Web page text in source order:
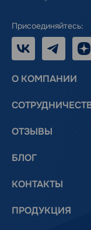
Присоединяйтесь:
О КОМПАНИИ
ОТЗЫВЫ
БЛОГ
КОНТАКТЫ
ПРОДУКЦИЯ